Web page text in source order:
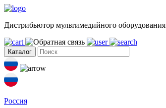
Дистрибьютор мультимедийного оборудования
Каталог
Россия